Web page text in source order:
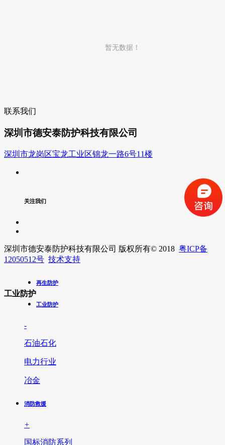
暂无数据！
联系我们
深圳市德安泰防护科技有限公司
深圳市龙岗区宝龙工业区锦龙一路6号11楼
关注我们
深圳市德安泰防护科技有限公司 版权所有© 2018 粤ICP备
12050512号 技术支持
工业防护
再生防护
工业防护
-
石油石化
电力行业
冶金
消防救援
+
国标消防系列